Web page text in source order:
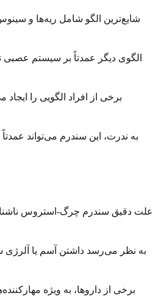
شایع‌ترین الگو شامل ریه‌ها و
الگوی دیگر عمدتاً بر سیستم
برخی از افراد الگویی را
به ندرت، این سندرم می‌تواند
علت دقیق سندرم چرگ-استروس
به نظر می‌رسد داشتن آسم یا آلرژی
برخی از داروها، به ویژه